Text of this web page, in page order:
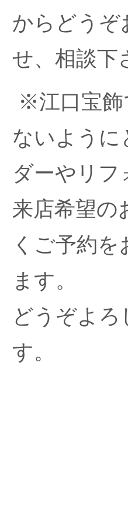
からどうぞ
せ、相談下
※江口宝飾
ないように
ダーやリフ
来店希望の
くご予約
ます。
どうぞよ
す。